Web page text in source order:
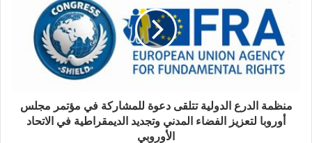
منظمة الدرع الدولية تتلقى دعوة للمشاركة في مؤتمر مجلس
أوروبا لتعزيز الفضاء المدني وتجديد الديمقراطية في الاتحاد
الأوروبي